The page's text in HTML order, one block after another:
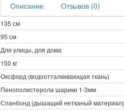
Описание Отзывов (0)
135 см
95 см
Для улицы, для дома
150 кг
Оксфорд (водоотталкивающая ткань)
Пенополистерола шарики 1-3мм
Спанбонд (дышащий нетканый материал)